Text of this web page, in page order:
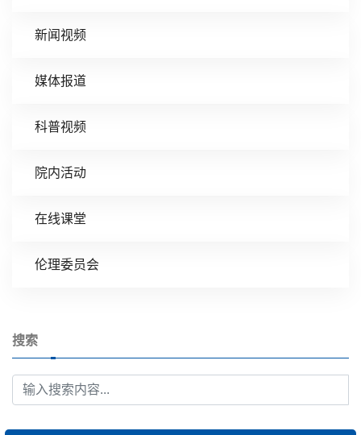
新闻视频
媒体报道
科普视频
院内活动
在线课堂
伦理委员会
搜索